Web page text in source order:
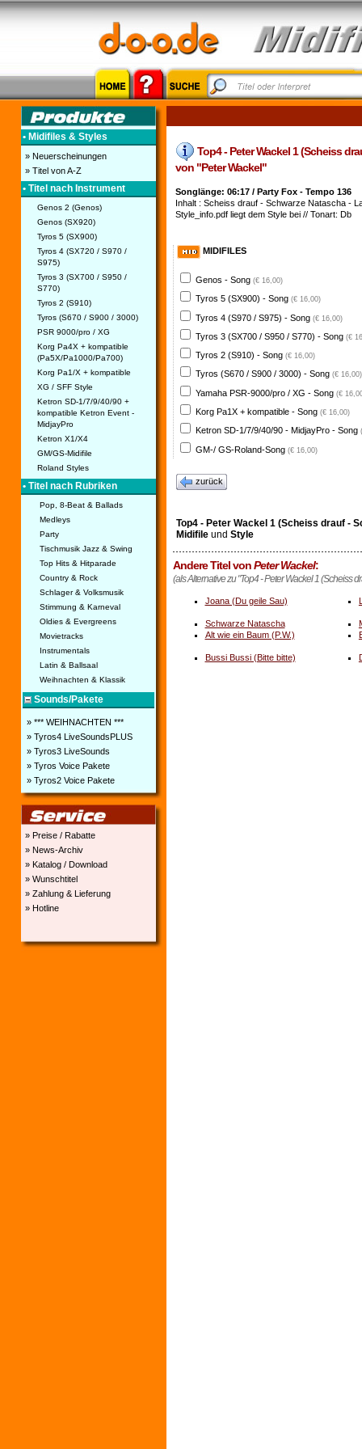
• Midifiles & Styles
» Neuerscheinungen
» Titel von A-Z
• Titel nach Instrument
Genos 2 (Genos)
Genos (SX920)
Tyros 5 (SX900)
Tyros 4 (SX720 / S970 /
S975)
Tyros 3 (SX700 / S950 /
S770)
Tyros 2 (S910)
Tyros (S670 / S900 / 3000)
PSR 9000/pro / XG
Korg Pa4X + kompatible
(Pa5X/Pa1000/Pa700)
Korg Pa1/X + kompatible
XG / SFF Style
Ketron SD-1/7/9/40/90 +
kompatible Ketron Event -
MidjayPro
Ketron X1/X4
GM/GS-Midifile
Roland Styles
• Titel nach Rubriken
Pop, 8-Beat & Ballads
Medleys
Party
Tischmusik Jazz & Swing
Top Hits & Hitparade
Country & Rock
Schlager & Volksmusik
Stimmung & Karneval
Oldies & Evergreens
Movietracks
Instrumentals
Latin & Ballsaal
Weihnachten & Klassik
Sounds/Pakete
» *** WEIHNACHTEN ***
» Tyros4 LiveSoundsPLUS
» Tyros3 LiveSounds
» Tyros Voice Pakete
» Tyros2 Voice Pakete
» Preise / Rabatte
» News-Archiv
» Katalog / Download
» Wunschtitel
» Zahlung & Lieferung
» Hotline
Top4 - Peter Wackel 1 (Scheiss
von "Peter Wackel"
Songlänge: 06:17 / Party Fox - Tempo 136
Inhalt : Scheiss drauf - Schwarze Natascha -
Style_info.pdf liegt dem Style bei // Tonart: Db
MIDIFILES
Genos - Song (€ 16,00)
Tyros 5 (SX900) - Song (€ 16,00)
Tyros 4 (S970 / S975) - Song (€ 16,00)
Tyros 3 (SX700 / S950 / S770) - Song (€
Tyros 2 (S910) - Song (€ 16,00)
Tyros (S670 / S900 / 3000) - Song (€ 16,00)
Yamaha PSR-9000/pro / XG - Song (€
Korg Pa1X + kompatible - Song (€ 16,00)
Ketron SD-1/7/9/40/90 - MidjayPro - Song
GM-/ GS-Roland-Song (€ 16,00)
zurück
Top4 - Peter Wackel 1 (Scheiss drauf -
Midifileund Style
Andere Titel vonPeter Wackel:
(als Alternative zu "Top4 - Peter Wackel 1 (Scheiss
Joana (Du geile Sau)
Schwarze Natascha
Alt wie ein Baum (P.W.)
Bussi Bussi (Bitte bitte)